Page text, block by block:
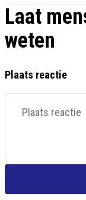
Laat
weten
Plaats reactie